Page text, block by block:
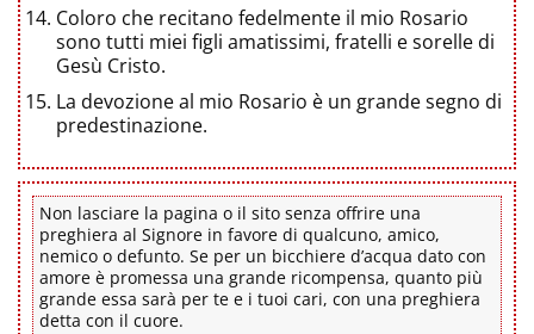
Coloro che recitano fedelmente il mio Rosario
sono tutti miei figli amatissimi, fratelli e sorelle di
Gesù Cristo.
La devozione al mio Rosario è un grande segno di
predestinazione.
Non lasciare la pagina o il sito senza offrire una
preghiera al Signore in favore di qualcuno, amico,
nemico o defunto. Se per un bicchiere d’acqua dato con
amore è promessa una grande ricompensa, quanto più
grande essa sarà per te e i tuoi cari, con una preghiera
detta con il cuore.